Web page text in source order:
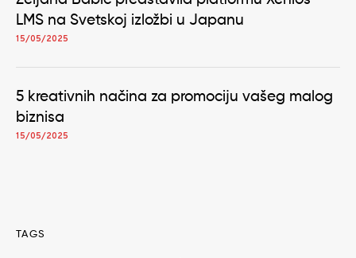
LMS na Svetskoj izložbi u Japanu
15/05/2025
5 kreativnih načina za promociju vašeg malog
biznisa
15/05/2025
TAGS